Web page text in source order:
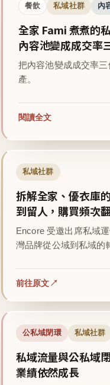
餐飲 私域社群 內
全家 Fami 煮煮的
內容池變成成交率
把內容池變成成交率
產。
閱讀全文
私域社群
拆解全家、優衣庫
到留人，購買頻次
Encore 受邀出席私域
灣品牌從公域到私域的
前往原文
公私域閉環 私域社群
私域流量與公私域
業績依然成長